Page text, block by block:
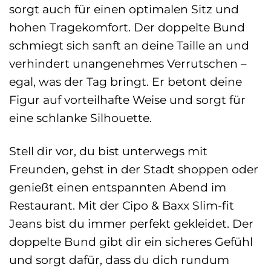
sorgt auch für einen optimalen Sitz und
hohen Tragekomfort. Der doppelte Bund
schmiegt sich sanft an deine Taille an und
verhindert unangenehmes Verrutschen –
egal, was der Tag bringt. Er betont deine
Figur auf vorteilhafte Weise und sorgt für
eine schlanke Silhouette.
Stell dir vor, du bist unterwegs mit
Freunden, gehst in der Stadt shoppen oder
genießt einen entspannten Abend im
Restaurant. Mit der Cipo & Baxx Slim-fit
Jeans bist du immer perfekt gekleidet. Der
doppelte Bund gibt dir ein sicheres Gefühl
und sorgt dafür, dass du dich rundum